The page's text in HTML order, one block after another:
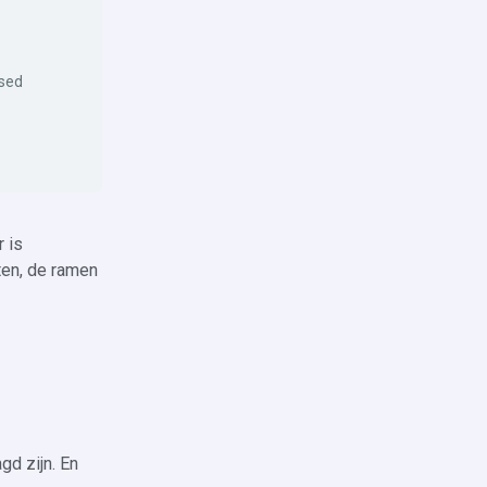
is
de ramen
zijn. En